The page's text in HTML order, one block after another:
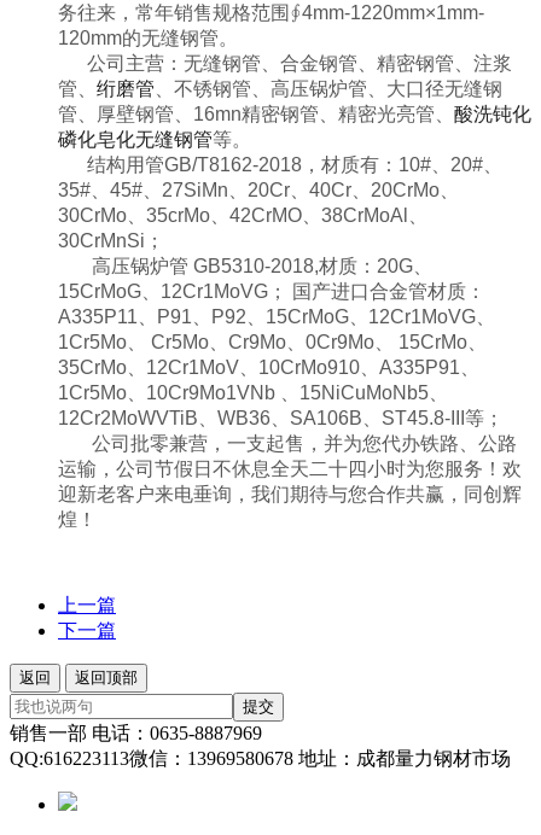
务往来，常年销售规格范围∮4mm-1220mm×1mm-
120mm的无缝钢管。
公司主营：无缝钢管、合金钢管、精密钢管、注浆
管、 绗磨管 、不锈钢管、高压锅炉管、大口径无缝钢
管、厚壁钢管、16mn精密钢管、精密光亮管、 酸洗钝化
磷化皂化无缝钢管等。
结构用管GB/T8162-2018，材质有：10#、20#、
35#、45#、27SiMn、20Cr、40Cr、20CrMo、
30CrMo、35crMo、42CrMO、38CrMoAl、
30CrMnSi；
高压锅炉管 GB5310-2018,材质：20G、
15CrMoG、12Cr1MoVG； 国产进口合金管材质：
A335P11、P91、P92、15CrMoG、12Cr1MoVG、
1Cr5Mo、 Cr5Mo、Cr9Mo、0Cr9Mo、 15CrMo、
35CrMo、12Cr1MoV、10CrMo910、A335P91、
1Cr5Mo、10Cr9Mo1VNb 、15NiCuMoNb5、
12Cr2MoWVTiB、WB36、SA106B、ST45.8-III等；
公司批零兼营，一支起售，并为您代办铁路、公路
运输，公司节假日不休息全天二十四小时为您服务！欢
迎新老客户来电垂询，我们期待与您合作共赢，同创辉
煌！
上一篇
下一篇
返回
返回顶部
提交
销售一部 电话：0635-8887969
QQ:616223113微信：13969580678 地址：成都量力钢材市场